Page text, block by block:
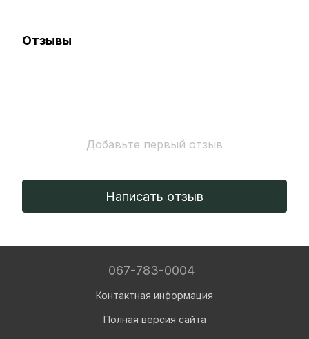
Отзывы
Добавьте первый отзыв
Написать отзыв
067-783-0004
Контактная информация
Полная версия сайта